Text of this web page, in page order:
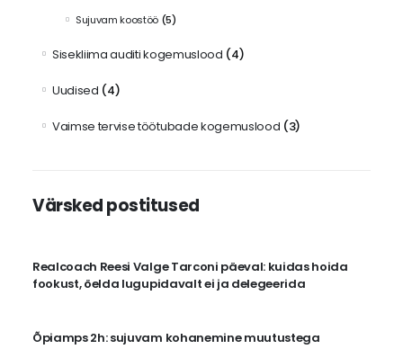
Sujuvam koostöö (5)
Sisekliima auditi kogemuslood (4)
Uudised (4)
Vaimse tervise töötubade kogemuslood (3)
Värsked postitused
Realcoach Reesi Valge Tarconi päeval: kuidas hoida
fookust, öelda lugupidavalt ei ja delegeerida
Õpiamps 2h: sujuvam kohanemine muutustega